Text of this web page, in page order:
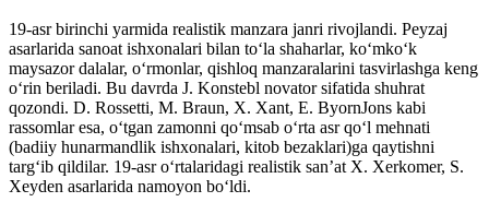
19-asr birinchi yarmida realistik manzara janri rivojlandi. Peyzaj
asarlarida sanoat ishxonalari bilan toʻla shaharlar, koʻmkoʻk
maysazor dalalar, oʻrmonlar, qishloq manzaralarini tasvirlashga keng
oʻrin beriladi. Bu davrda J. Konstebl novator sifatida shuhrat
qozondi. D. Rossetti, M. Braun, X. Xant, E. ByornJons kabi
rassomlar esa, oʻtgan zamonni qoʻmsab oʻrta asr qoʻl mehnati
(badiiy hunarmandlik ishxonalari, kitob bezaklari)ga qaytishni
targʻib qildilar. 19-asr oʻrtalaridagi realistik sanʼat X. Xerkomer, S.
Xeyden asarlarida namoyon boʻldi.